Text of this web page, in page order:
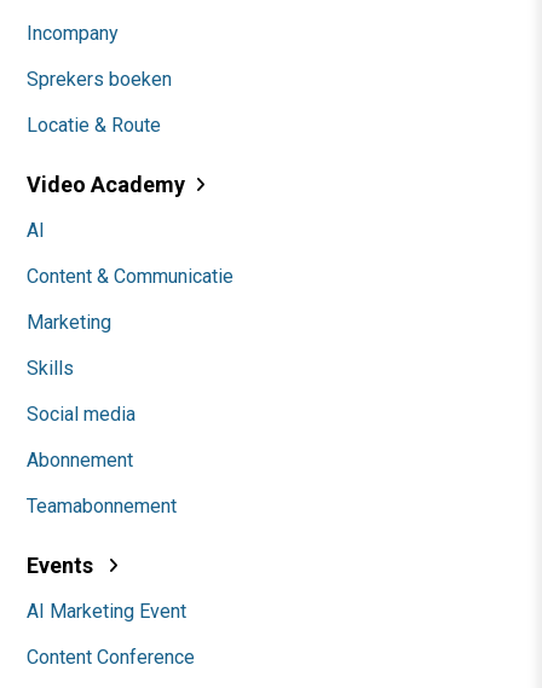
Incompany
Sprekers boeken
Locatie & Route
Video Academy
AI
Content & Communicatie
Marketing
Skills
Social media
Abonnement
Teamabonnement
Events
AI Marketing Event
Content Conference